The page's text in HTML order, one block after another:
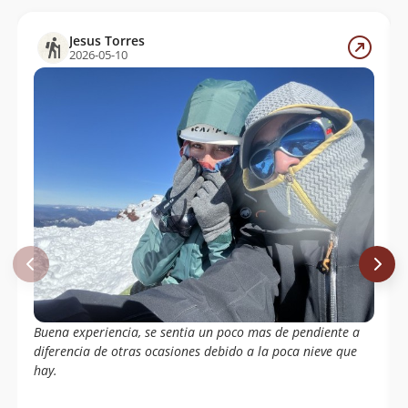
16/10/22 Jhon Soto
Pablo Granados
Max Westermeyer
Gustavo Peña
24/02/22 Terraventura Outdoor
18/02/22 M. Eduardo Vidaurrazaga
25/01/22 Victoria Rozas Scaramelli
23/01/22 Felipe Paillacar Iturra
31/12/21 Sebastian Ortiz
Jesus Torres
2026-05-10
Buena experiencia, se sentia un poco mas de pendiente a
diferencia de otras ocasiones debido a la poca nieve que
hay.